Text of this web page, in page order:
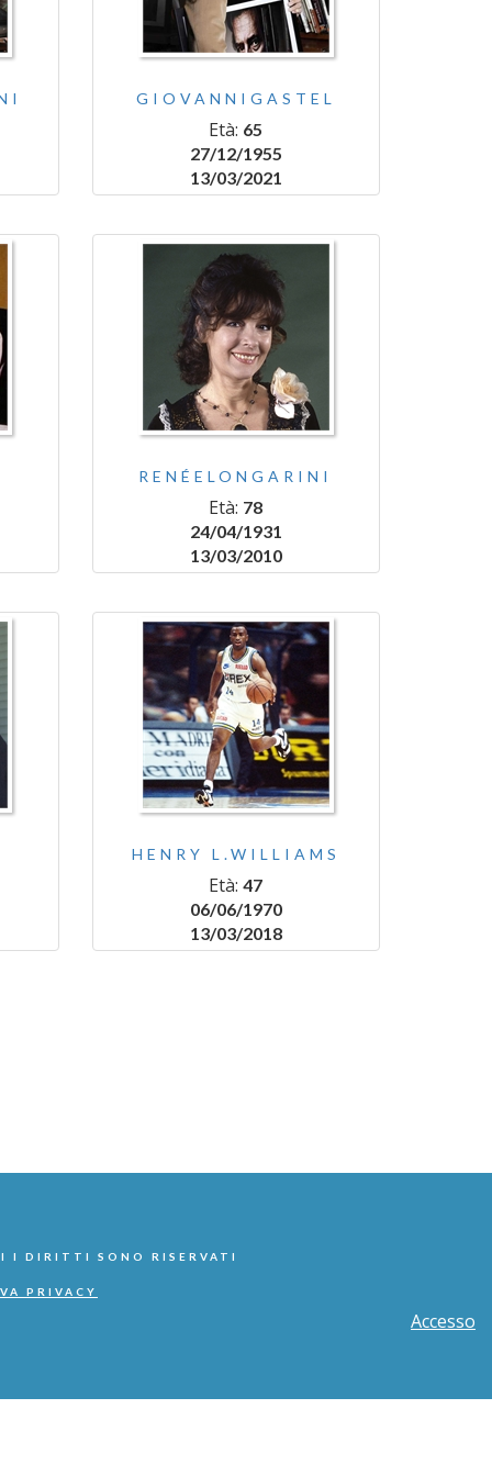
GIOVANNIGASTEL
Età: 65
27/12/1955
13/03/2021
RENÉELONGARINI
Età: 78
24/04/1931
13/03/2010
HENRY L.WILLIAMS
Età:47
06/06/1970
13/03/2018
I DIRITTI SONO RISERVATI
PRIVACY
Accesso